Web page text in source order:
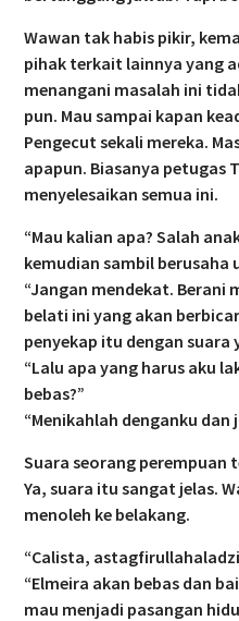
Wawan tak habis pikir,
pihak terkait lainnya yang
menangani masalah ini
pun. Mau sampai kapan
Pengecut sekali mereka.
apapun. Biasanya petugas
menyelesaikan semua ini.
“Mau kalian apa? Salah
kemudian sambil berusaha
“Jangan mendekat. Berani
belati ini yang akan
penyekap itu dengan suara
“Lalu apa yang harus aku
bebas?”
“Menikahlah denganku dan
Suara seorang perempuan
Ya, suara itu sangat jelas.
menoleh ke belakang.
“Calista,
“Elmeira akan bebas dan
mau menjadi pasangan